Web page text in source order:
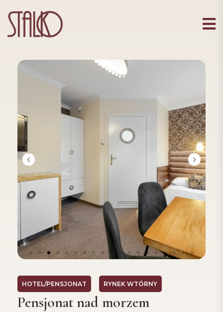
HOTEL/PENSJONAT RYNEK WTÓRNY
Pensjonat nad morzem